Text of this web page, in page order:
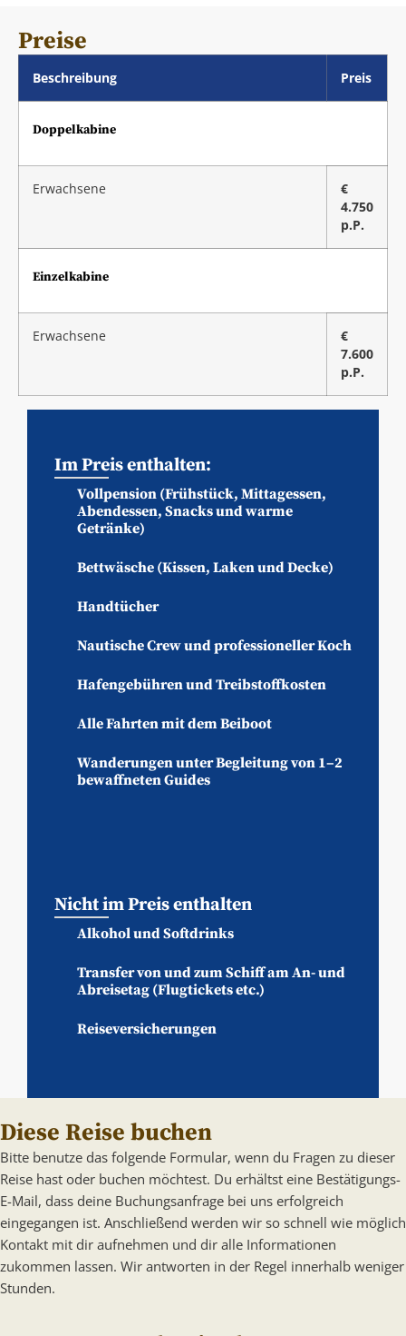
Preise
Beschreibung Preis
Doppelkabine
Erwachsene
€
4.750
p.P.
Einzelkabine
Erwachsene
€
7.600
p.P.
Im Preis enthalten:
Vollpension (Frühstück, Mittagessen,
Abendessen, Snacks und warme
Getränke)
Bettwäsche (Kissen, Laken und Decke)
Handtücher
Nautische Crew und professioneller Koch
Hafengebühren und Treibstoffkosten
Alle Fahrten mit dem Beiboot
Wanderungen unter Begleitung von 1–2
bewaffneten Guides
Nicht im Preis enthalten
Alkohol und Softdrinks
Transfer von und zum Schiff am An- und
Abreisetag (Flugtickets etc.)
Reiseversicherungen
Diese Reise buchen
Bitte benutze das folgende Formular, wenn du Fragen zu dieser
Reise hast oder buchen möchtest. Du erhältst eine Bestätigungs-
E-Mail, dass deine Buchungsanfrage bei uns erfolgreich
eingegangen ist. Anschließend werden wir so schnell wie möglich
Kontakt mit dir aufnehmen und dir alle Informationen
zukommen lassen. Wir antworten in der Regel innerhalb weniger
Stunden.